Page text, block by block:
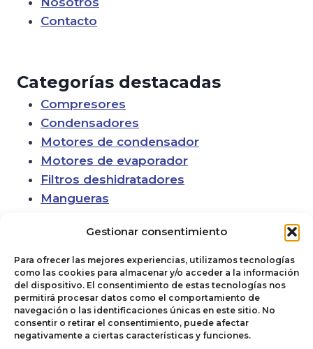
Gestionar consentimiento
Para ofrecer las mejores experiencias, utilizamos tecnologías
como las cookies para almacenar y/o acceder a la información
del dispositivo. El consentimiento de estas tecnologías nos
permitirá procesar datos como el comportamiento de
navegación o las identificaciones únicas en este sitio. No
consentir o retirar el consentimiento, puede afectar
negativamente a ciertas características y funciones.
Contacto
Categorías destacadas
Compresores
Condensadores
Motores de condensador
Motores de evaporador
Filtros deshidratadores
Mangueras